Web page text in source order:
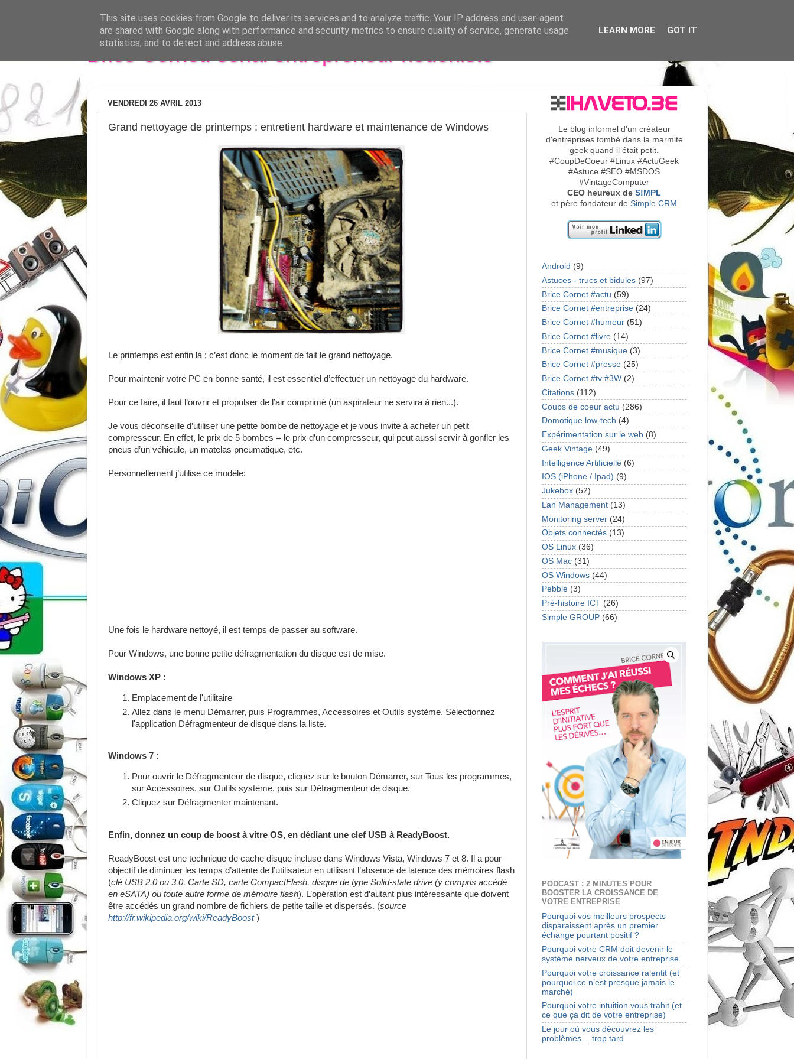
Brice Cornet: serial entrepreneur hédoniste
VENDREDI 26 AVRIL 2013
Grand nettoyage de printemps : entretient hardware et maintenance de Windows
Le printemps est enfin là ; c’est donc le moment de fait le grand nettoyage.
Pour maintenir votre PC en bonne santé, il est essentiel d’effectuer un nettoyage du hardware.
Pour ce faire, il faut l’ouvrir et propulser de l’air comprimé (un aspirateur ne servira à rien...).
Je vous déconseille d’utiliser une petite bombe de nettoyage et je vous invite à acheter un petit
compresseur. En effet, le prix de 5 bombes = le prix d’un compresseur, qui peut aussi servir à gonfler les
pneus d’un véhicule, un matelas pneumatique, etc.
Personnellement j’utilise ce modèle:
Une fois le hardware nettoyé, il est temps de passer au software.
Pour Windows, une bonne petite défragmentation du disque est de mise.
Windows XP :
Emplacement de l'utilitaire
Allez dans le menu Démarrer, puis Programmes, Accessoires et Outils système. Sélectionnez
l'application Défragmenteur de disque dans la liste.
Windows 7 :
Pour ouvrir le Défragmenteur de disque, cliquez sur le bouton Démarrer, sur Tous les programmes,
sur Accessoires, sur Outils système, puis sur Défragmenteur de disque.
Cliquez sur Défragmenter maintenant.
Enfin, donnez un coup de boost à vitre OS, en dédiant une clef USB à ReadyBoost.
ReadyBoost est une technique de cache disque incluse dans Windows Vista, Windows 7 et 8. Il a pour
objectif de diminuer les temps d’attente de l’utilisateur en utilisant l’absence de latence des mémoires flash
(clé USB 2.0 ou 3.0, Carte SD, carte CompactFlash, disque de type Solid-state drive (y compris accédé
en eSATA) ou toute autre forme de mémoire flash). L’opération est d’autant plus intéressante que doivent
être accédés un grand nombre de fichiers de petite taille et dispersés. (source
http://fr.wikipedia.org/wiki/ReadyBoost)
Le blog informel d'un créateur
d'entreprises tombé dans la marmite
geek quand il était petit.
#CoupDeCoeur #Linux #ActuGeek
#Astuce #SEO #MSDOS
#VintageComputer
CEO heureux de S!MPL
et père fondateur de Simple CRM
Android (9)
Astuces - trucs et bidules (97)
Brice Cornet #actu (59)
Brice Cornet #entreprise (24)
Brice Cornet #humeur (51)
Brice Cornet #livre (14)
Brice Cornet #musique (3)
Brice Cornet #presse (25)
Brice Cornet #tv #3W (2)
Citations (112)
Coups de coeur actu (286)
Domotique low-tech (4)
Expérimentation sur le web (8)
Geek Vintage (49)
Intelligence Artificielle (6)
IOS (iPhone / Ipad) (9)
Jukebox (52)
Lan Management (13)
Monitoring server (24)
Objets connectés (13)
OS Linux (36)
OS Mac (31)
OS Windows (44)
Pebble (3)
Pré-histoire ICT (26)
Simple GROUP (66)
PODCAST : 2 MINUTES POUR
BOOSTER LA CROISSANCE DE
VOTRE ENTREPRISE
Pourquoi vos meilleurs prospects
disparaissent après un premier
échange pourtant positif ?
Pourquoi votre CRM doit devenir le
système nerveux de votre entreprise
Pourquoi votre croissance ralentit (et
pourquoi ce n’est presque jamais le
marché)
Pourquoi votre intuition vous trahit (et
ce que ça dit de votre entreprise)
Le jour où vous découvrez les
problèmes… trop tard
This site uses cookies from Google to deliver its services and to analyze traffic. Your IP address and user-agent
are shared with Google along with performance and security metrics to ensure quality of service, generate usage
statistics, and to detect and address abuse.
LEARN MORE GOT IT